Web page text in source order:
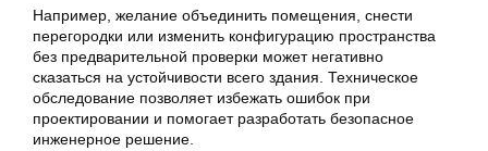
Например, желание объединить помещения, снести
перегородки или изменить конфигурацию пространства
без предварительной проверки может негативно
сказаться на устойчивости всего здания. Техническое
обследование позволяет избежать ошибок при
проектировании и помогает разработать безопасное
инженерное решение.